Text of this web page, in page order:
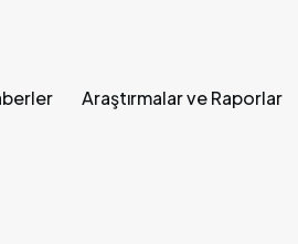
Araştırmalar ve Raporlar